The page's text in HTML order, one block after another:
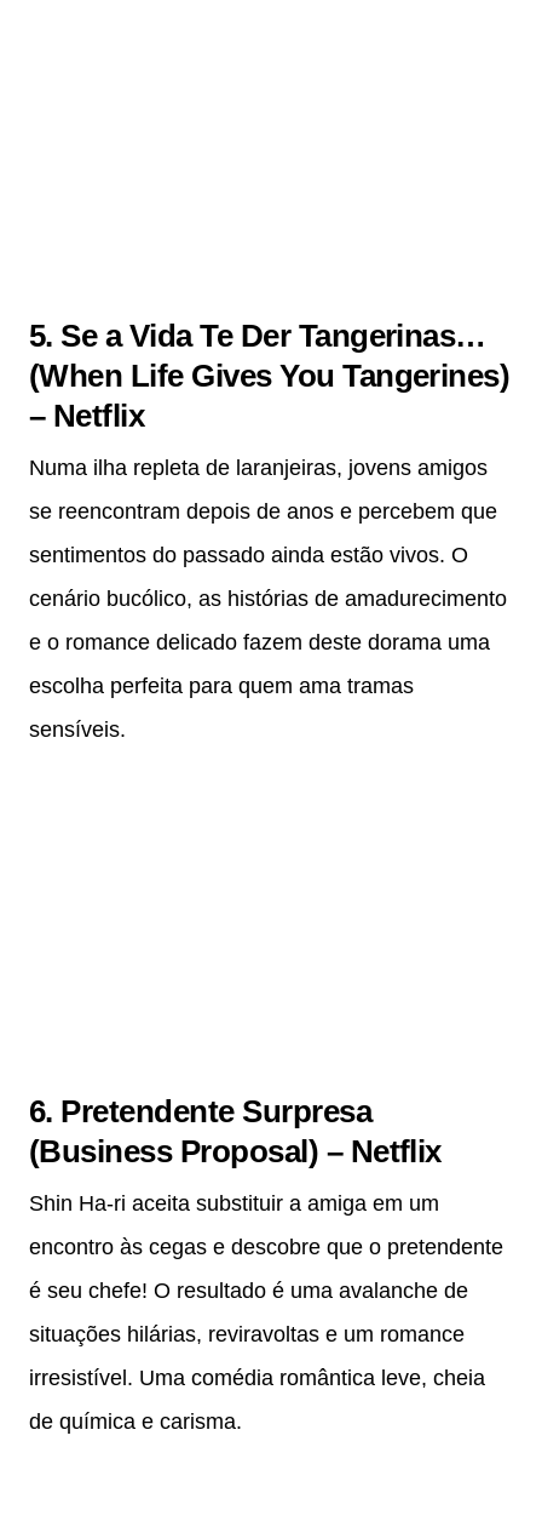
5. Se a Vida Te Der Tangerinas…
(When Life Gives You Tangerines)
– Netflix
Numa ilha repleta de laranjeiras, jovens amigos
se reencontram depois de anos e percebem que
sentimentos do passado ainda estão vivos. O
cenário bucólico, as histórias de amadurecimento
e o romance delicado fazem deste dorama uma
escolha perfeita para quem ama tramas
sensíveis.
6. Pretendente Surpresa
(Business Proposal) – Netflix
Shin Ha‑ri aceita substituir a amiga em um
encontro às cegas e descobre que o pretendente
é seu chefe! O resultado é uma avalanche de
situações hilárias, reviravoltas e um romance
irresistível. Uma comédia romântica leve, cheia
de química e carisma.